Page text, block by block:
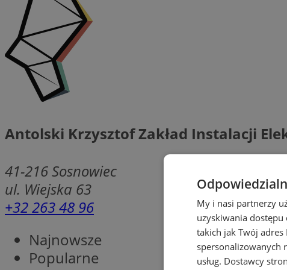
Antolski Krzysztof Zakład Instalacji
41-216Sosnowiec
ul. Wiejska 63
+32 263 48 96
Najnowsze
Popularne
My i nasi partnerzy
uzyskiwania
takich jak Twój
spersonalizowanych
usług. Dostawcy